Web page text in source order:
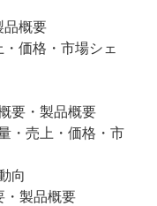
概要
価格・市場シェ
要・製品概要
・売上・価格・市
向
製品概要